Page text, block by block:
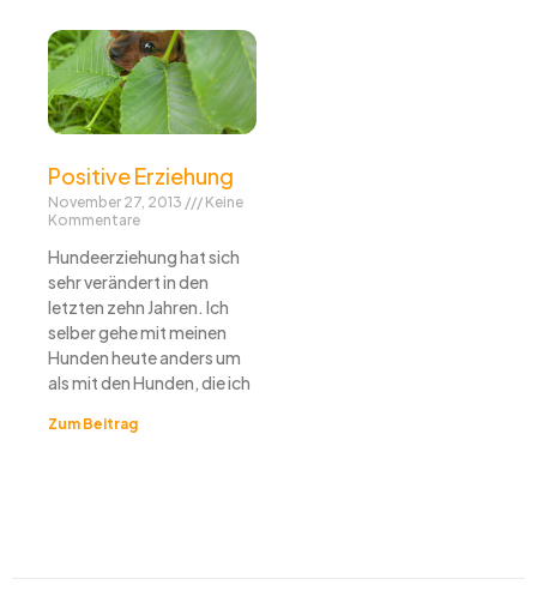
Positive Erziehung
November 27, 2013
Keine
Kommentare
Hundeerziehung hat sich
sehr verändert in den
letzten zehn Jahren. Ich
selber gehe mit meinen
Hunden heute anders um
als mit den Hunden, die ich
Zum Beitrag